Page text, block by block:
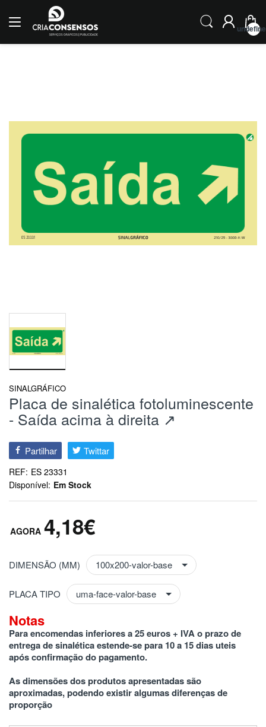
SINALGRÁFICO
Placa de sinalética fotoluminescente
- Saída acima à direita ↗
Partilhar Twittar
REF: ES 23331
Disponível: Em Stock
4,18€
DIMENSÃO (MM)
PLACA TIPO
Notas
Para encomendas inferiores a 25 euros + IVA o prazo de
entrega de sinalética estende-se para 10 a 15 dias uteis
após confirmação do pagamento.
As dimensões dos produtos apresentadas são
aproximadas, podendo existir algumas diferenças de
proporção